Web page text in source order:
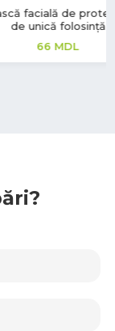
ZZ, H3, Albe,
2 straturi, Tork
MDL